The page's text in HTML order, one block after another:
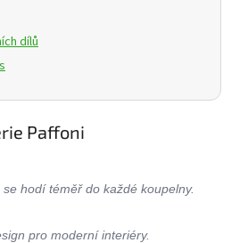
dílů
Paffoni
hodí téměř do každé koupelny.
pro moderní interiéry.